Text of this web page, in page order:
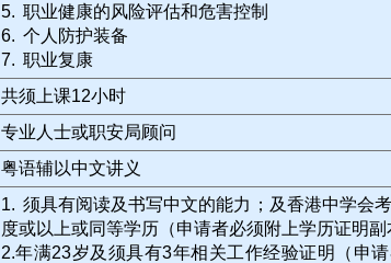
5. 职业健康的风险评估和危害控制
6. 个人防护装备
7. 职业复康
共须上课12小时
专业人士或职安局顾问
粤语辅以中文讲义
1. 须具有阅读及书写中文的能力；及香港中学会
度或以上或同等学历（申请者必须附上学历证明
2.年满23岁及须具有3年相关工作经验证明（申